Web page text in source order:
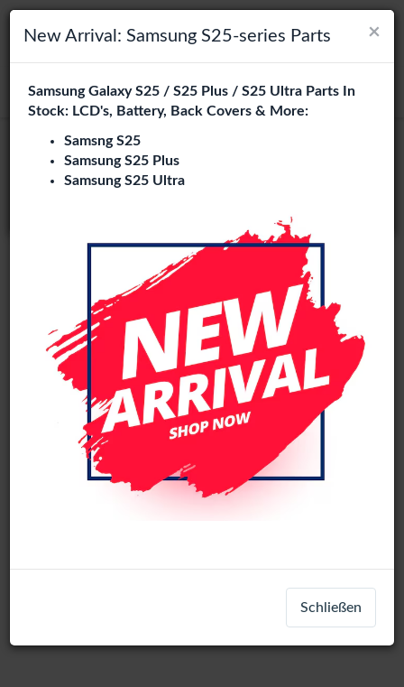
×
Wählen Sie Ihre Sprache
Es sieht so aus, als wären Sie in Vereinigte Staaten
Besuchen Sie
Navigation umschalten
suchen
Login
Service Pack
×
New Arrival: Samsung S25-series Parts
Samsung Galaxy S25 / S25 Plus / S25 Ultra Parts In
Stock: LCD's, Battery, Back Covers & More:
Samsng S25
Samsung S25 Plus
Samsung S25 Ultra
Schließen